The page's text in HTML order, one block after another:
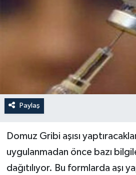
Paylaş
Domuz Gribi aşısı
uygulanmadan önce bazı
dağıtılıyor. Bu formlarda aşı